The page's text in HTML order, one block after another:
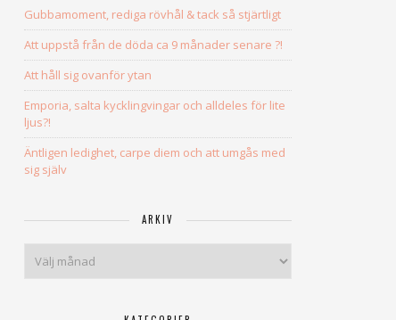
Gubbamoment, rediga rövhål & tack så stjärtligt
Att uppstå från de döda ca 9 månader senare ?!
Att håll sig ovanför ytan
Emporia, salta kycklingvingar och alldeles för lite
ljus?!
Äntligen ledighet, carpe diem och att umgås med
sig själv
ARKIV